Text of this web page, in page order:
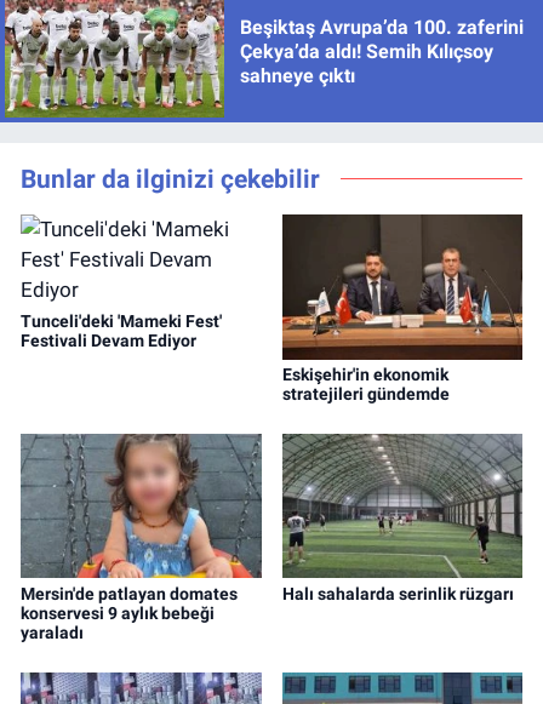
Beşiktaş Avrupa’da 100. zaferini
Çekya’da aldı! Semih Kılıçsoy
sahneye çıktı
Bunlar da ilginizi çekebilir
Tunceli'deki 'Mameki Fest'
Festivali Devam Ediyor
Eskişehir'in ekonomik
stratejileri gündemde
Mersin'de patlayan domates
konservesi 9 aylık bebeği
yaraladı
Halı sahalarda serinlik rüzgarı